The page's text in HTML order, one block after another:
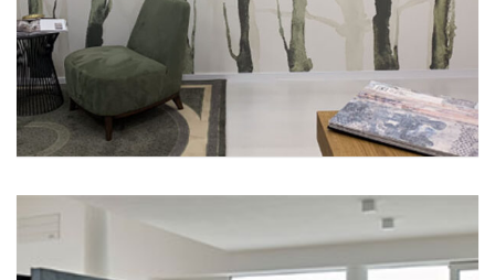
Blog
Contatti